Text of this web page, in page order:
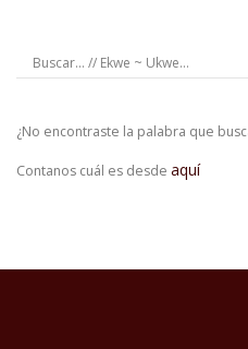
¿No encontraste la palabra que
Contanos cuál es desde aquí